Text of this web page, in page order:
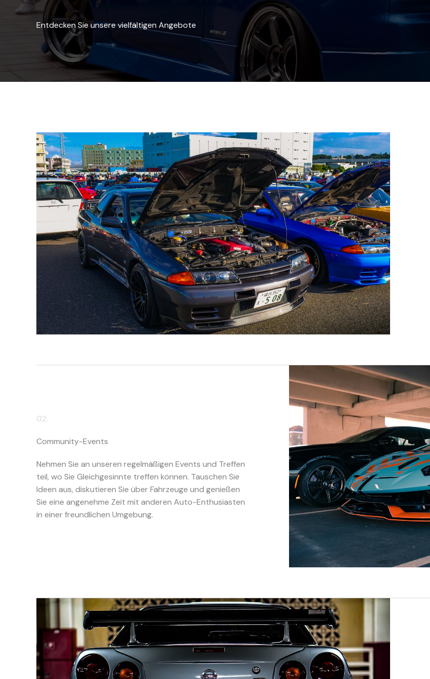
Entdecken Sie unsere vielfältigen Angebote
02.
Community-Events
Nehmen Sie an unseren regelmäßigen Events und Treffen
teil, wo Sie Gleichgesinnte treffen können. Tauschen Sie
Ideen aus, diskutieren Sie über Fahrzeuge und genießen
Sie eine angenehme Zeit mit anderen Auto-Enthusiasten
in einer freundlichen Umgebung.